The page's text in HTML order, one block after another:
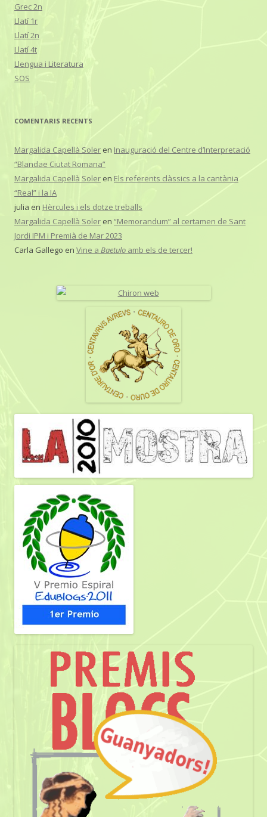
Grec 2n
Llatí 1r
Llatí 2n
Llatí 4t
Llengua i Literatura
SOS
COMENTARIS RECENTS
Margalida Capellà Soler en Inauguració del Centre d’Interpretació
“Blandae Ciutat Romana”
Margalida Capellà Soler en Els referents clàssics a la cantània
“Real” i la IA
julia en Hèrcules i els dotze treballs
Margalida Capellà Soler en “Memorandum” al certamen de Sant
Jordi IPM i Premià de Mar 2023
Carla Gallego en Vine a Baetulo amb els de tercer!